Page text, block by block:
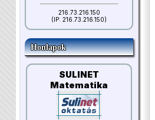
216.73.216.150
(IP: 216.73.216.150)
Honlapok
SULINET
Matematika